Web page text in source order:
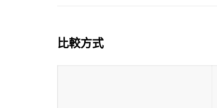
比較方式